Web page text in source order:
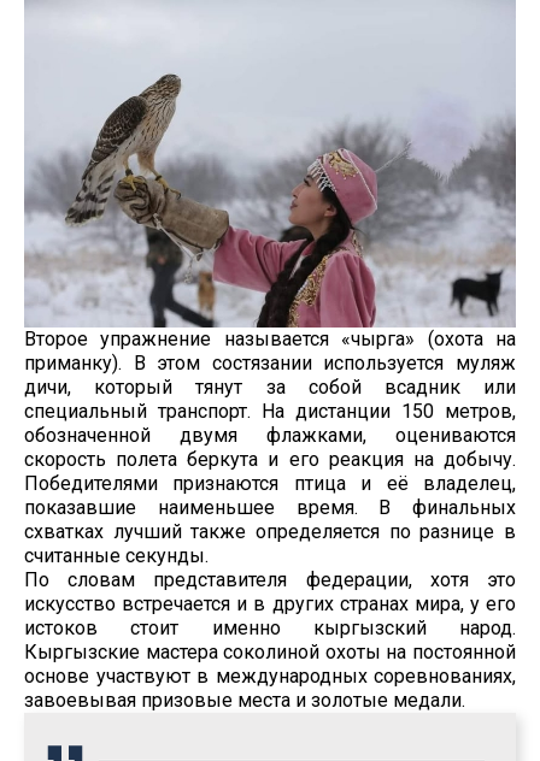
Второе упражнение называется «чырга» (охота на
приманку). В этом состязании используется муляж
дичи, который тянут за собой всадник или
специальный транспорт. На дистанции 150 метров,
обозначенной двумя флажками, оцениваются
скорость полета беркута и его реакция на добычу.
Победителями признаются птица и её владелец,
показавшие наименьшее время. В финальных
схватках лучший также определяется по разнице в
считанные секунды.
По словам представителя федерации, хотя это
искусство встречается и в других странах мира, у его
истоков стоит именно кыргызский народ.
Кыргызские мастера соколиной охоты на постоянной
основе участвуют в международных соревнованиях,
завоевывая призовые места и золотые медали.